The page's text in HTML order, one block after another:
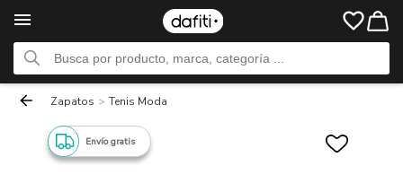
Zapatos > Tenis Moda
Envío gratis